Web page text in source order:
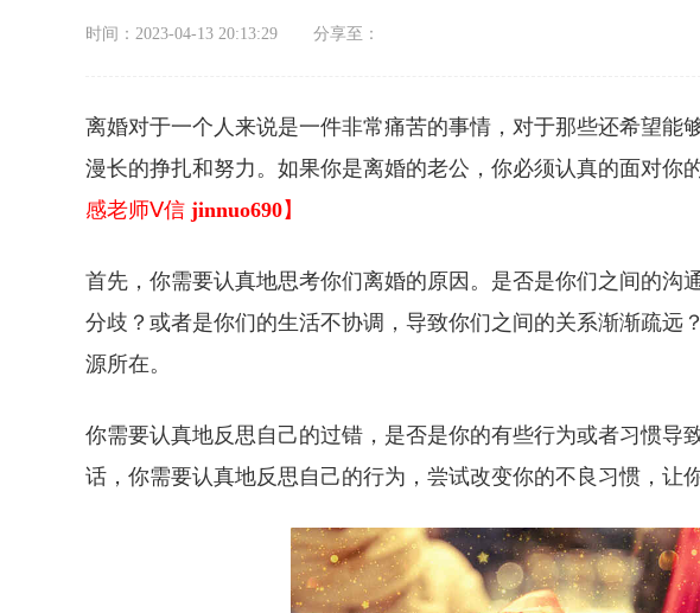
时间：2023-04-13 20:13:29 分享至：
离婚对于一个人来说是一件非常痛苦的事情，对于那些还希望能
漫长的挣扎和努力。如果你是离婚的老公，你必须认真的面对你
感老师Ⅴ信 jinnuo690】
首先，你需要认真地思考你们离婚的原因。是否是你们之间的沟
分歧？或者是你们的生活不协调，导致你们之间的关系渐渐疏远
源所在。
你需要认真地反思自己的过错，是否是你的有些行为或者习惯导
话，你需要认真地反思自己的行为，尝试改变你的不良习惯，让